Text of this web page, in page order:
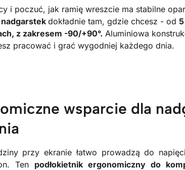
i poczuć, jak ramię wreszcie ma stabilne
nadgarstek dokładnie tam, gdzie chcesz - od
z zakresem -90/+90°. Aluminiowa
pracować i grać wygodniej każdego dnia.
wsparcie dla
przy ekranie łatwo prowadzą do
Ten podłokietnik ergonomiczny do